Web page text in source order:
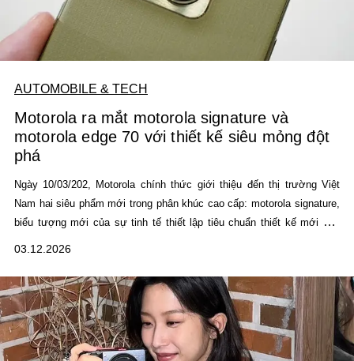
AUTOMOBILE & TECH
Motorola ra mắt motorola signature và
motorola edge 70 với thiết kế siêu mỏng đột
phá
Ngày 10/03/202, Motorola chính thức giới thiệu đến thị trường Việt
Nam hai siêu phẩm mới trong phân khúc cao cấp: motorola signature
biểu tượng mới của sự tinh tế thiết lập tiêu chuẩn thiết kế mới của
của bộ đôi này đánh dấu bước tiến quan trọng trong hành trình nâng
tầm thiết kế và sángtạocủa Motorola.
03.12.2026